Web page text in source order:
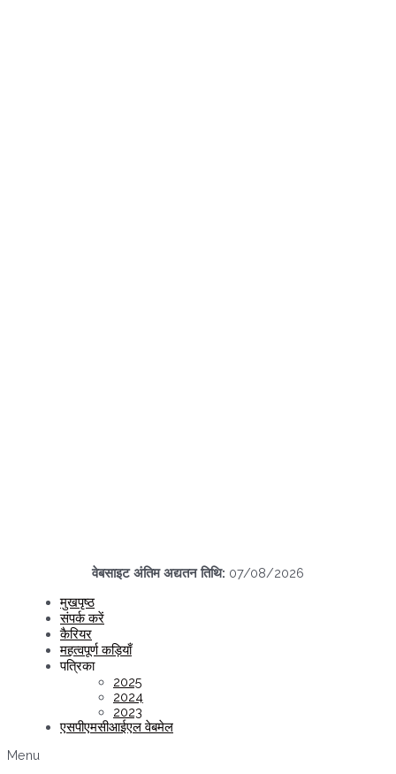
वेबसाइट अंतिम अद्यतन तिथि: 07/08/2026
मुखपृष्ठ
संपर्क करें
कैरियर
महत्वपूर्ण कड़ियाँ
पत्रिका
2025
2024
2023
एसपीएमसीआईएल वेबमेल
Menu